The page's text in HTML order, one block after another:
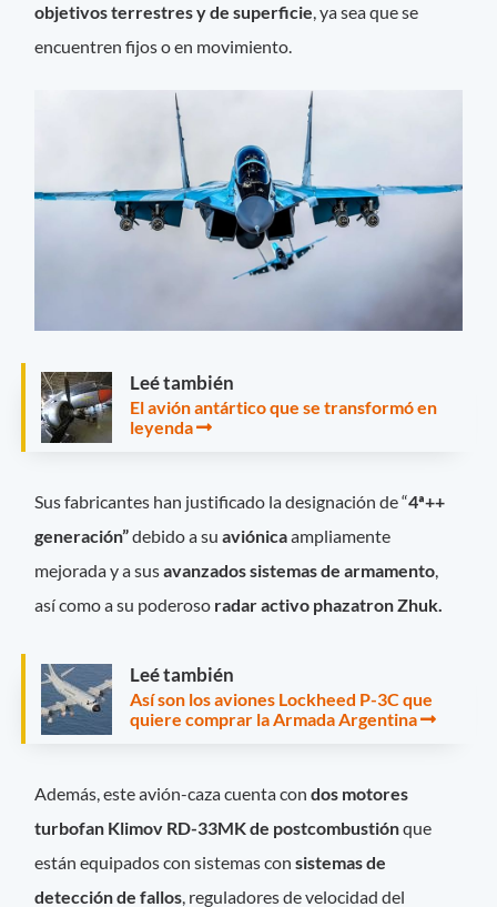
objetivos terrestres y de superficie, ya sea que se
encuentren fijos o en movimiento.
Leé también
El avión antártico que se transformó en
leyenda
Sus fabricantes han justificado la designación de “4ª++
generación”debido a suaviónicaampliamente
mejorada y a susavanzados sistemas de armamento,
así como a su poderoso radar activo phazatron Zhuk.
Leé también
Así son los aviones Lockheed P-3C que
quiere comprar la Armada Argentina
Además, este avión-caza cuenta condos motores
turbofan Klimov RD-33MK de postcombustiónque
están equipados con sistemas consistemas de
detección de fallos , reguladores de velocidad del